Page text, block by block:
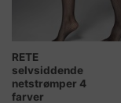
RETE
selvsiddende
netstrømper 4
farver
Dette
vare
har